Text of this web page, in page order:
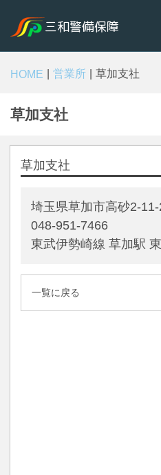
三和警備保障
HOME 営業所 草加支社
草加支社
草加支社
埼玉県草加市高砂2-
048-951-7466
東武伊勢崎線 草加駅
一覧に戻る